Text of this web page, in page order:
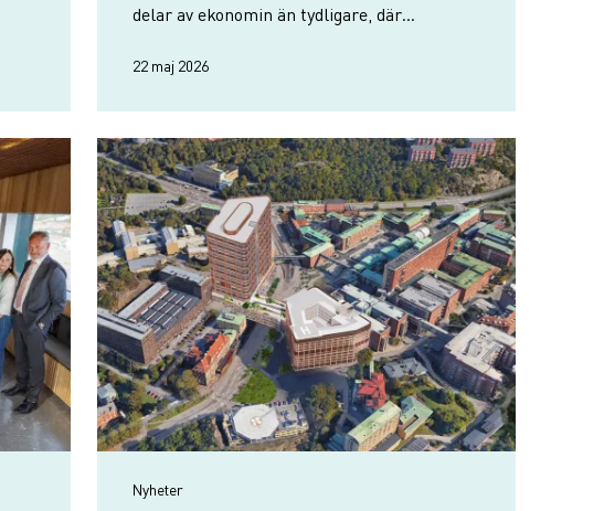
delar av ekonomin än tydligare, där
medan bygg och industri fortsätter att tynga
22 maj 2026
Nyheter